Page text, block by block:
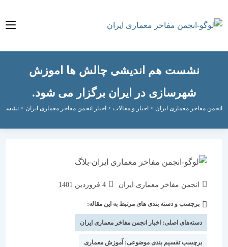
نشست هم اندیشی چالش ها اموزش
شهرسازی در ایران برگزار می شود.
مفاخر معماری ایران > اخبار و مقالات>اخبار انجمن مفاخر معماری ایران > نشست هم
انجمن مفاخر معماری ایران
نوشته
شده
است:
4 فروردین 1401
برچسب و دسته بندی های مرتبط به این مقاله:
دسته‌های اصلی:اخبار انجمن مفاخر معماری ایران
برچسب تقسیم بندی موضوعی:آموزش معماری